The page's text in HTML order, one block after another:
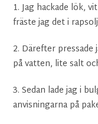
1. Jag hackade lök,
fräste jag det i
2. Därefter
på vatten, lite salt
3. Sedan lade jag i
anvisningarna på